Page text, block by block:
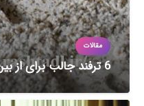
مقالات
6 ترفند جالب برای از بین بردن اثر پایه مبل بر فرش